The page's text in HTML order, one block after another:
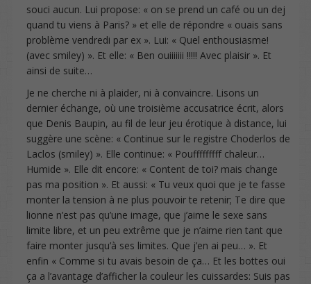
souci aucun. Lui propose: « on se prend un café ou un dej
quand tu viens à Paris? » et elle de répondre « ouais sans
problème vendredi par ex ». Lui: « Quel enthousiasme!
(avec smiley) ». Et elle: « Ben ouiiiiiii !!!!! Avec plaisir ». Et
ainsi de suite…
Je ne cherche ni à plaider, ni à convaincre. Lisons un
dernier échange, où une troisième accusatrice écrit, alors
que Denis Baupin, au fil de leur jeu érotique à distance, lui
suggère une scène: « Continue sur le registre Choderlos de
Laclos (smiley) ». Elle continue: « Poufffffffff chaleur…
Humide ». Elle dit encore: « Content de toi? mais change
pas ma position ». Et aussi: « Tu veux quoi que je te fasse
monter la tension à ne plus pouvoir te retenir; Te dire que
lionne n’est pas qu’une image, que j’aime le sexe sans
limite libre, et un peu extrême que je n’aime rien tant que
faire monter jusqu’à ses limites. Que j’en ai peu… ». Et
enfin « Comme si tu avais besoin de ça… Et les bottes oui
ça a l’avantage d’afficher la couleur les cuissardes: Suis pas